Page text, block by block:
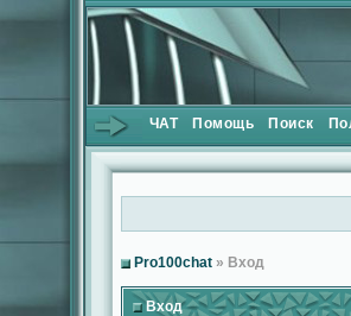
ЧАТ Помощь Поиск
Pro100chat » Вход
Вход